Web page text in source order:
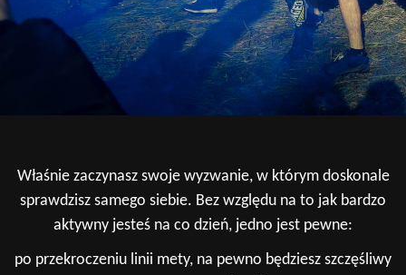
Właśnie zaczynasz swoje wyzwanie, w którym doskonale
sprawdzisz samego siebie. Bez względu na to jak bardzo
aktywny jesteś na co dzień, jedno jest pewne:
po przekroczeniu linii mety, na pewno będziesz szczęśliwy